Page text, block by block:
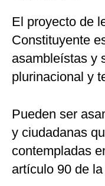
El proyecto de
Constituyente
asambleístas y
plurinacional y
Pueden ser
y ciudadanas
contempladas
artículo 90 de